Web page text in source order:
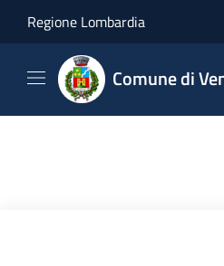
Regione Lombardia
Comune di